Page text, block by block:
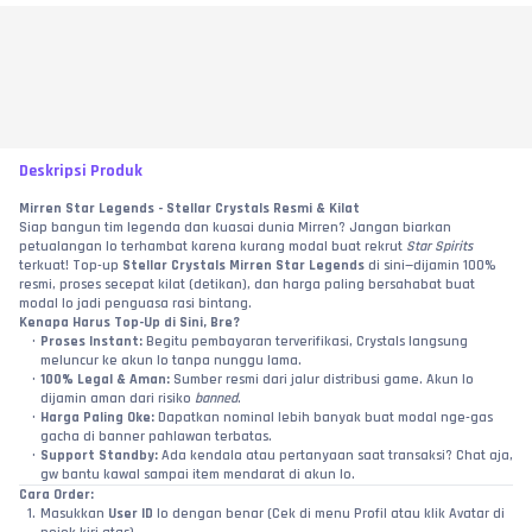
Deskripsi Produk
Mirren Star Legends - Stellar Crystals Resmi & Kilat
Siap bangun tim legenda dan kuasai dunia Mirren? Jangan biarkan
petualangan lo terhambat karena kurang modal buat rekrut Star Spirits
terkuat! Top-up Stellar Crystals Mirren Star Legends di sini—dijamin 100%
resmi, proses secepat kilat (detikan), dan harga paling bersahabat buat
modal lo jadi penguasa rasi bintang.
Kenapa Harus Top-Up di Sini, Bre?
Proses Instant: Begitu pembayaran terverifikasi, Crystals langsung
meluncur ke akun lo tanpa nunggu lama.
100% Legal & Aman: Sumber resmi dari jalur distribusi game. Akun lo
dijamin aman dari risiko banned.
Harga Paling Oke: Dapatkan nominal lebih banyak buat modal nge-gas
gacha di banner pahlawan terbatas.
Support Standby: Ada kendala atau pertanyaan saat transaksi? Chat aja,
gw bantu kawal sampai item mendarat di akun lo.
Cara Order:
Masukkan User ID lo dengan benar (Cek di menu Profil atau klik Avatar di